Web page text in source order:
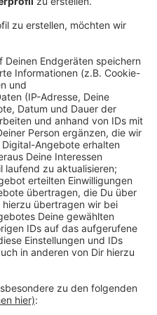
für bessere Luft in
und breiten
fahren viele LKW
Rott statt über die
auch schon sehr früh
und Anwohnern
Aber die Stadt
keine andere Strecke
sich von selbst, heißt
08:16